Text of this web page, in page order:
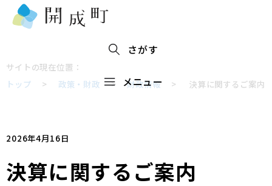
さがす
メニュー
サイトの現在位置：
トップ > 政策・財政 >財政情報> 決算に関するご案内
2026年4月16日
決算に関するご案内